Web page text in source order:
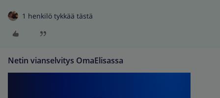
1 henkilö tykkää tästä
Netin vianselvitys OmaElisassa